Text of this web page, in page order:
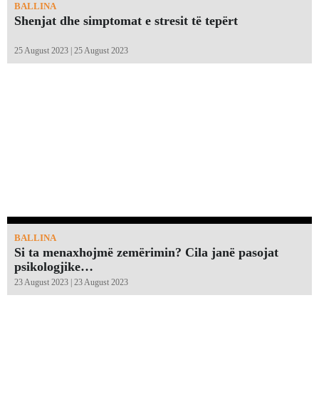
BALLINA
Shenjat dhe simptomat e stresit të tepërt
25 August 2023 | 25 August 2023
BALLINA
Si ta menaxhojmë zemërimin? Cila janë pasojat
psikologjike…
23 August 2023 | 23 August 2023